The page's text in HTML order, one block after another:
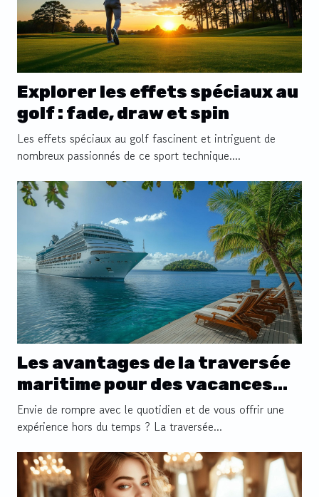
Explorer les effets spéciaux au
golf : fade, draw et spin
Les effets spéciaux au golf fascinent et intriguent de
nombreux passionnés de ce sport technique....
Les avantages de la traversée
maritime pour des vacances
déconnectées
Envie de rompre avec le quotidien et de vous offrir une
expérience hors du temps ? La traversée...